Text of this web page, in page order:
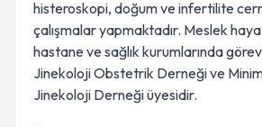
histeroskopi, doğum ve infertilite
çalışmalar yapmaktadır. Meslek
hastane ve sağlık kurumlarında
Jinekoloji Obstetrik Derneği ve
Jinekoloji Derneği üyesidir.